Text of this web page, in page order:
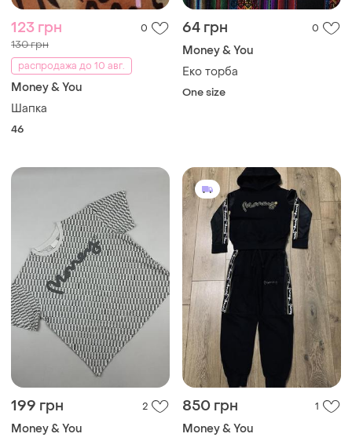
123 грн 0
130 грн
распродажа до 10 авг.
Money & You
Шапка
46
64 грн 0
Money & You
Еко торба
One size
199 грн 2
Money & You
850 грн 1
Money & You